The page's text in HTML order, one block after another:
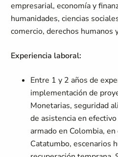
empresarial, economía y
humanidades, ciencias
comercio, derechos humanos
Experiencia laboral:
Entre 1 y 2 años de
implementación de
Monetarias, seguridad
de asistencia en
armado en Colombia,
Catatumbo, escenarios